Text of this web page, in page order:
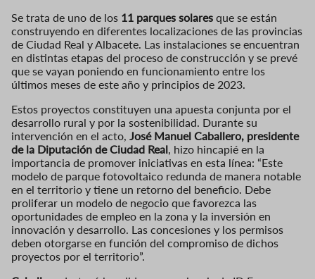
Se trata de uno de los 11 parques solares que se están
construyendo en diferentes localizaciones de las provincias
de Ciudad Real y Albacete. Las instalaciones se encuentran
en distintas etapas del proceso de construcción y se prevé
que se vayan poniendo en funcionamiento entre los
últimos meses de este año y principios de 2023.
Estos proyectos constituyen una apuesta conjunta por el
desarrollo rural y por la sostenibilidad. Durante su
intervención en el acto, José Manuel Caballero, presidente
de la Diputación de Ciudad Real , hizo hincapié en la
importancia de promover iniciativas en esta línea: “Este
modelo de parque fotovoltaico redunda de manera notable
en el territorio y tiene un retorno del beneficio. Debe
proliferar un modelo de negocio que favorezca las
oportunidades de empleo en la zona y la inversión en
innovación y desarrollo. Las concesiones y los permisos
deben otorgarse en función del compromiso de dichos
proyectos por el territorio”.